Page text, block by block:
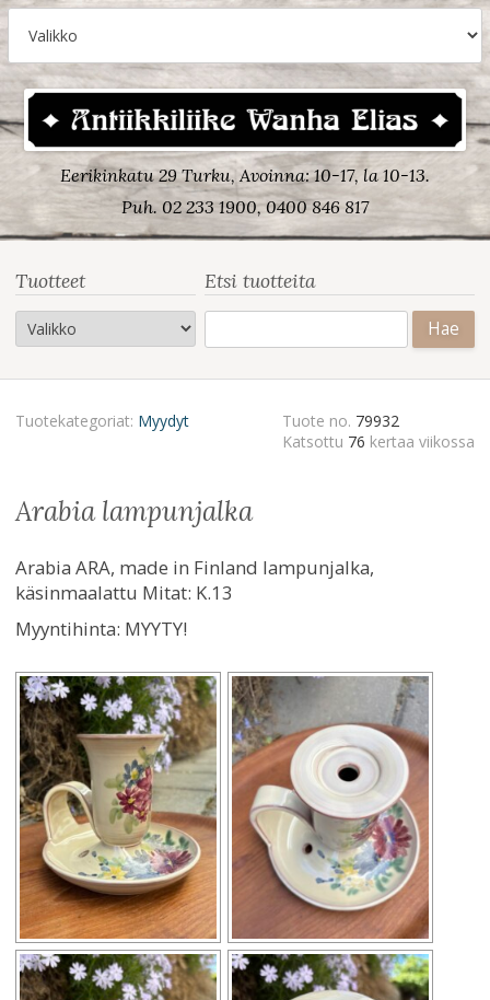
Eerikinkatu 29 Turku, Avoinna: 10-17, la 10-13.
Puh. 02 233 1900, 0400 846 817
Tuotteet Etsi tuotteita
Tuotekategoriat: Myydyt Tuote no. 79932
Katsottu 76 kertaa viikossa
arabia lampunjalka
Arabia ARA, made in Finland lampunjalka,
käsinmaalattu Mitat: K.13
Myyntihinta: MYYTY!